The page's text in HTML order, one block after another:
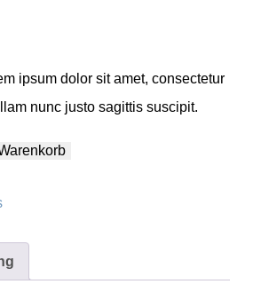
ipsum dolor sit amet, consectetur
nunc justo sagittis suscipit.